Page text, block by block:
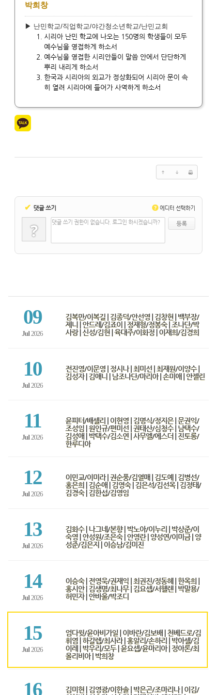
박희창
▶ 난민학교/직업학교/야간청소년학교/난민교회
시리아 난민 학교에 나오는 150명의 학생들이 모두
예수님을 영접하게 하소서
예수님을 영접한 시리안들이 말씀 안에서 단단하게
뿌리 내리게 하소서
한국과 시리아의 외교가 정상화되어 시리아 문이 속
히 열려 시리아에 들어가 사역하게 하소서
✔ 댓글 쓰기 ? 에디터 선택하기
? 댓글 쓰기 권한이 없습니다. 로그인 하시겠습니까?
09
Jul 2026
김복만/이복길 | 김종덕/안선영 | 김창현 | 백부장/
제니 | 안드레/김죠이 | 정재형/정봉숙 | 조나단/박
사랑 | 신성/김현 | 육대주/이화정 | 이재희/김경희
10
Jul 2026
전진영/이문영 | 정시나 | 최미선 | 최재원/이양수 |
김성자 | 김애니 | 남조나단/마리아 | 손미애 | 안젤린
11
Jul 2026
윤피터/배셀리 | 이현영 | 김명식/정지은 | 문권익/
조성임 | 원인규/편미선 | 권태산/심청수 | 남택수/
김성애 | 박택수/김소연 | 사무엘/에스더 | 진토롱/
한루디아
12
Jul 2026
이민교/이미라 | 권순풍/김열매 | 김도예 | 김병선/
홍은희 | 김순애 | 김영숙 | 김은석/김선옥 | 김정태/
김경숙 | 김한섭/김영임
13
Jul 2026
김화수 | 나그네/본향 | 박노아/이누리 | 박상준/이
숙영 | 안성원/조은숙 | 안영란 | 양성연/이미금 | 양
성준/김은지 | 이승남/김미진
14
Jul 2026
이승숙 | 전영욱/권재익 | 최권진/정동혜 | 한옥희 |
홍시안 | 김생명/최나무 | 김요셉/서헬렌 | 박말용/
허민자 | 안바울/박조디
15
Jul 2026
엄다윗/윤아비가일 | 이바란/김보배 | 천베드로/김
휘염 | 하갈렙/최사라 | 홍알리/손하리 | 박아셀/김
이레 | 박우리/모두 | 윤요셉/윤마리아 | 정아론/최
올리비아 | 박희창
16
김미현 | 김영광/이한솔 | 박은곤/조마리나 | 이김/